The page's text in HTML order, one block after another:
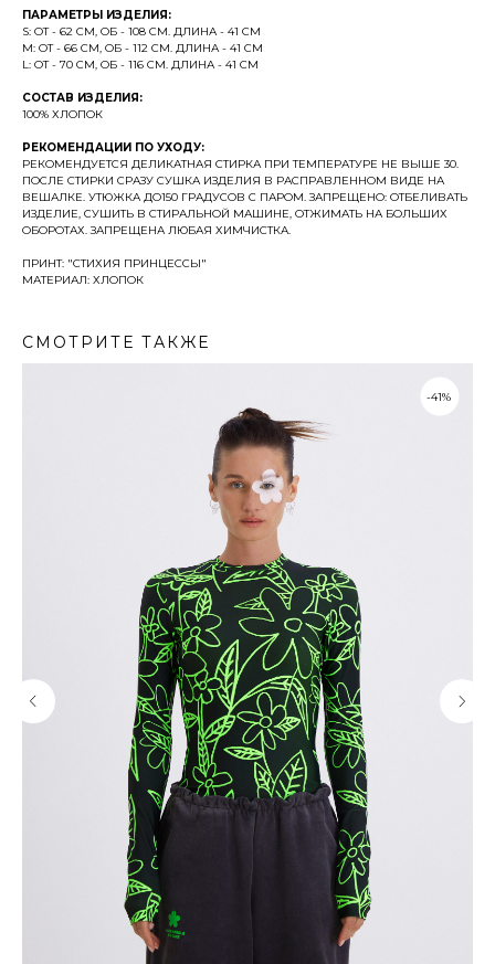
ПАРАМЕТРЫ ИЗДЕЛИЯ:
S: ОТ - 62 СМ, ОБ - 108 СМ. ДЛИНА - 41 СМ
M: ОТ - 66 СМ, ОБ - 112 СМ. ДЛИНА - 41 СМ
L: ОТ - 70 СМ, ОБ - 116 СМ. ДЛИНА - 41 СМ
СОСТАВ ИЗДЕЛИЯ:
100% ХЛОПОК
РЕКОМЕНДАЦИИ ПО УХОДУ:
РЕКОМЕНДУЕТСЯ ДЕЛИКАТНАЯ СТИРКА ПРИ ТЕМПЕРАТУРЕ НЕ ВЫШЕ 30.
ПОСЛЕ СТИРКИ СРАЗУ СУШКА ИЗДЕЛИЯ В РАСПРАВЛЕННОМ ВИДЕ НА
ВЕШАЛКЕ. УТЮЖКА ДО150 ГРАДУСОВ С ПАРОМ. ЗАПРЕЩЕНО: ОТБЕЛИВАТЬ
ИЗДЕЛИЕ, СУШИТЬ В СТИРАЛЬНОЙ МАШИНЕ, ОТЖИМАТЬ НА БОЛЬШИХ
ОБОРОТАХ. ЗАПРЕЩЕНА ЛЮБАЯ ХИМЧИСТКА.
ПРИНТ: "СТИХИЯ ПРИНЦЕССЫ"
МАТЕРИАЛ: ХЛОПОК
СМОТРИТЕ ТАКЖЕ
-41%